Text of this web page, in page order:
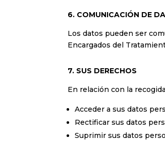
6. COMUNICACIÓN DE
Los datos pueden ser
Encargados del
7. SUS DERECHOS
En relación con la
Acceder a sus datos
Rectificar sus datos
Suprimir sus datos